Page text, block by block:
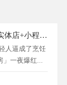
菜谱神器「下厨房」爆红：实体店+小程序卖遍全球餐厨好物
人逼成了烹饪
」一夜爆红...